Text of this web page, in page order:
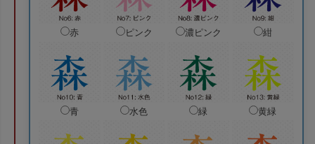
赤 ピンク 濃ピンク 紺
青 水色 緑 黄緑